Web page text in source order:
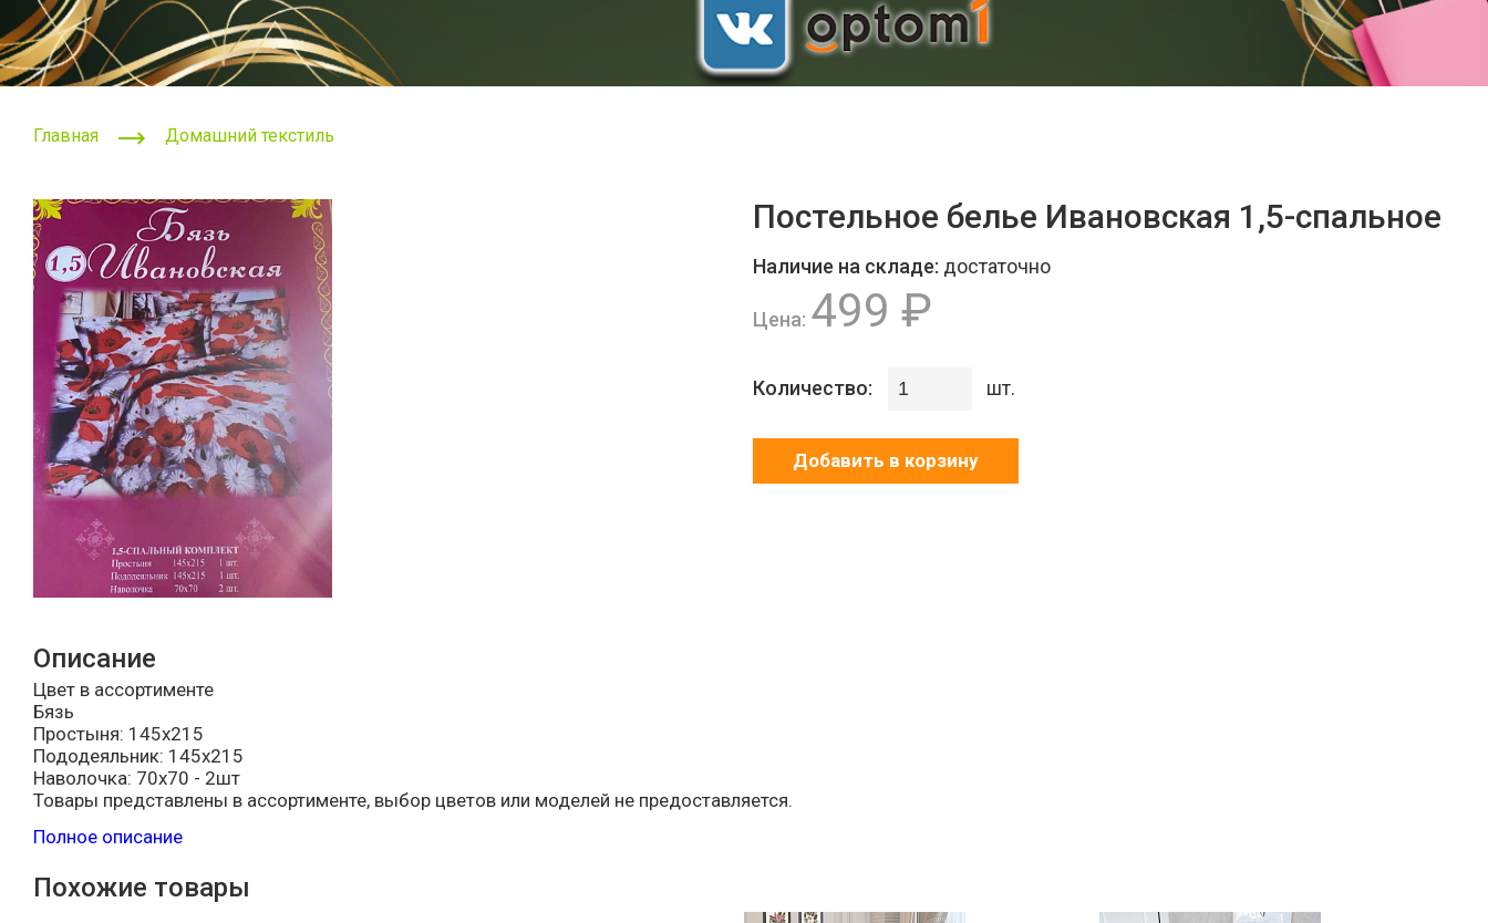
Главная Домашний текстиль
Постельное белье Ивановская 1,5-спальное
Наличие на складе: достаточно
Цена: 499 ₽
Количество: шт.
Добавить в корзину
Описание
Цвет в ассортименте
Бязь
Простыня: 145х215
Пододеяльник: 145х215
Наволочка: 70х70 - 2шт
Товары представлены в ассортименте, выбор цветов или моделей не предоставляется.
Полное описание
Похожие товары